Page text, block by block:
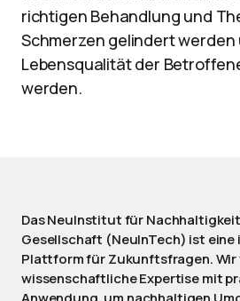
richtigen Behandlung und
Schmerzen gelindert werden
Lebensqualität der
werden.
Das NeuInstitut für
Gesellschaft (NeuInTech) ist
Plattform für Zukunftsfragen. Wir
wissenschaftliche Expertise mit